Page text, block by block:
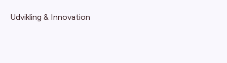
Udvikling & Innovation